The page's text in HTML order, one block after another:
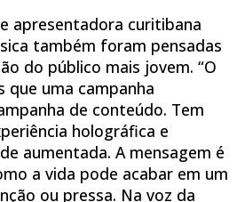
apresentadora curitibana
também foram pensadas
do público mais jovem. “O
que uma campanha
de conteúdo. Tem
holográfica e
aumentada. A mensagem é
a vida pode acabar em um
ou pressa. Na voz da